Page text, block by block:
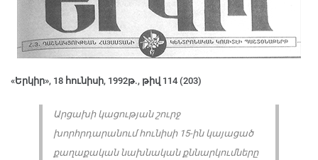
«Երկիր», 18 հունիսի, 1992թ., թիվ 114 (203)
Արցախի կացության շուրջ
խորհրդարանում հունիսի 15-ին կայացած
քաղաքական նախնական քննարկումները